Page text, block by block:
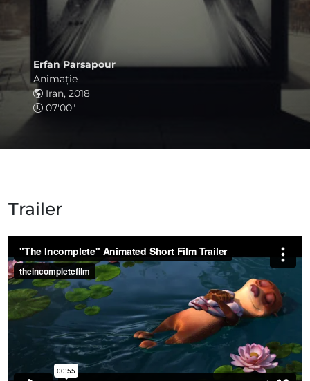
Erfan Parsapour
Animaţie
Iran, 2018
07'00"
Trailer